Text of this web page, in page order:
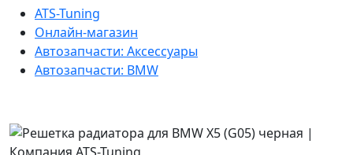
ATS-Tuning
Онлайн-магазин
Автозапчасти: Аксессуары
Автозапчасти: BMW